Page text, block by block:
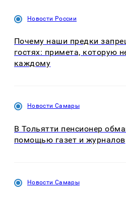
Новости России
Почему наши предки
гостях: примета, которую
каждому
Новости Самары
В Тольятти пенсионер
помощью газет и журналов
Новости Самары